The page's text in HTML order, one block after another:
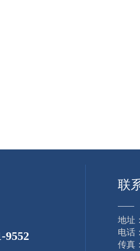
9552
联
——
地址
电话
传真